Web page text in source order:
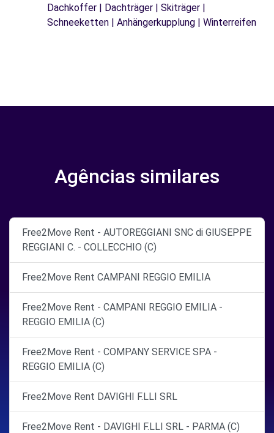
Dachkoffer | Dachträger | Skiträger |
Schneeketten | Anhängerkupplung | Winterreifen
Agências similares
Free2Move Rent - AUTOREGGIANI SNC di GIUSEPPE
REGGIANI C. - COLLECCHIO (C)
Free2Move Rent CAMPANI REGGIO EMILIA
Free2Move Rent - CAMPANI REGGIO EMILIA -
REGGIO EMILIA (C)
Free2Move Rent - COMPANY SERVICE SPA -
REGGIO EMILIA (C)
Free2Move Rent DAVIGHI F.LLI SRL
Free2Move Rent - DAVIGHI F.LLI SRL - PARMA (C)